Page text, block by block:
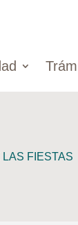
FIESTAS